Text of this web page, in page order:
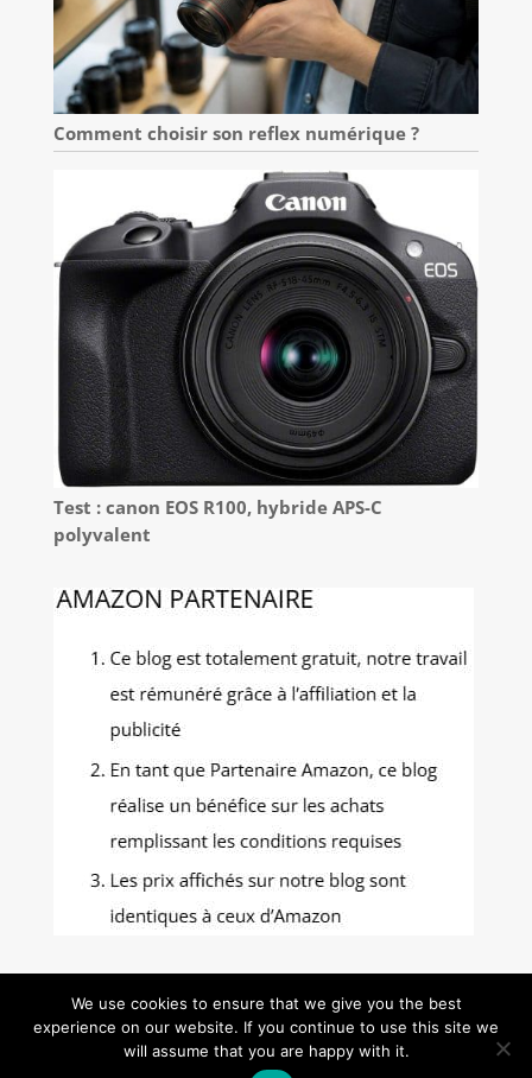
Comment choisir son reflex numérique ?
Test : canon EOS R100, hybride APS-C
polyvalent
Gastronomie Photos - Tous droits réservés -
Mentions Légales -Politique de confidentialité
We use cookies to ensure that we give you the best
experience on our website. If you continue to use this site we
will assume that you are happy with it.